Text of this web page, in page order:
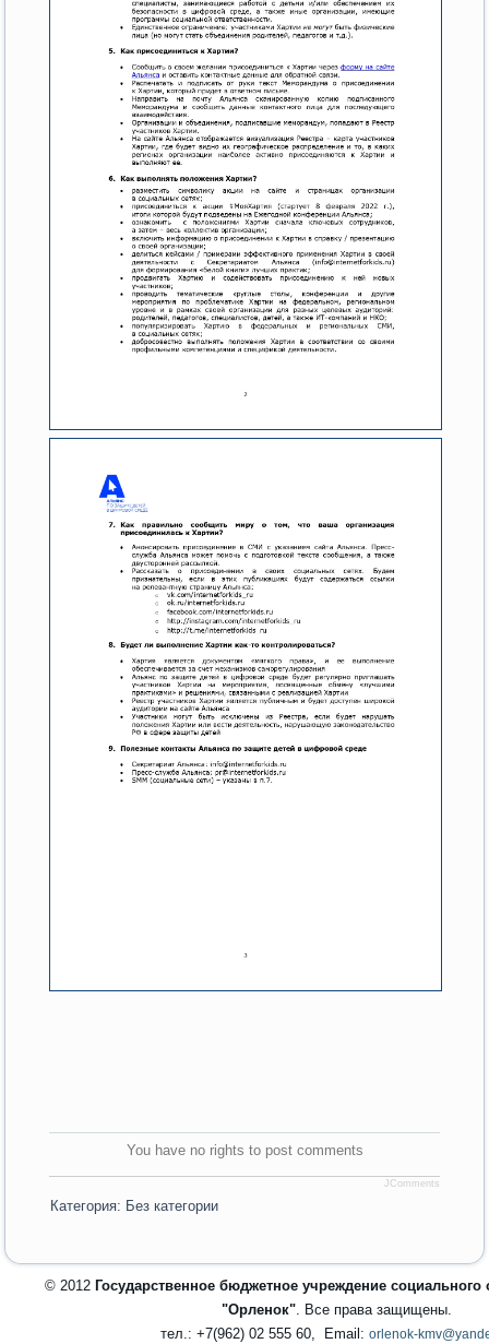
You have no rights to post comments
JComments
Категория: Без категории
© 2012 Государственное бюджетное учреждение
"Орленок". Все права защищены.
тел.: +7(962) 02 555 60, Email: orlenok-